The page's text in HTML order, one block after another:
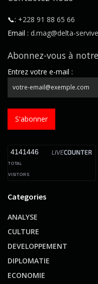
📞: +228 91 88 65 66
Email : d.mag@delta-
Abonnez-vous à
Entrez votre e-mail :
S'abonner
4141446
TOTAL
VISITORS
Categories
ANALYSE
CULTURE
DEVELOPPEMENT
DIPLOMATIE
ECONOMIE